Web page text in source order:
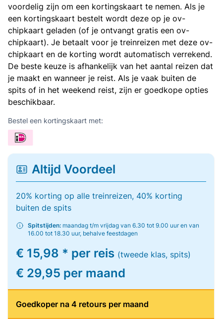
voordelig zijn om een kortingskaart te nemen. Als je
een kortingskaart bestelt wordt deze op je ov-
chipkaart geladen (of je ontvangt gratis een ov-
chipkaart). Je betaalt voor je treinreizen met deze ov-
chipkaart en de korting wordt automatisch verrekend.
De beste keuze is afhankelijk van het aantal reizen dat
je maakt en wanneer je reist. Als je vaak buiten de
spits of in het weekend reist, zijn er goedkope opties
beschikbaar.
Bestel een kortingskaart met:
Altijd Voordeel
20% korting op alle treinreizen, 40% korting
buiten de spits
Spitstijden: maandag t/m vrijdag van 6.30 tot 9.00 uur en van
16.00 tot 18.30 uur, behalve feestdagen
€ 15,98 * per reis (tweede klas, spits)
€ 29,95 per maand
Goedkoper na 4 retours per maand